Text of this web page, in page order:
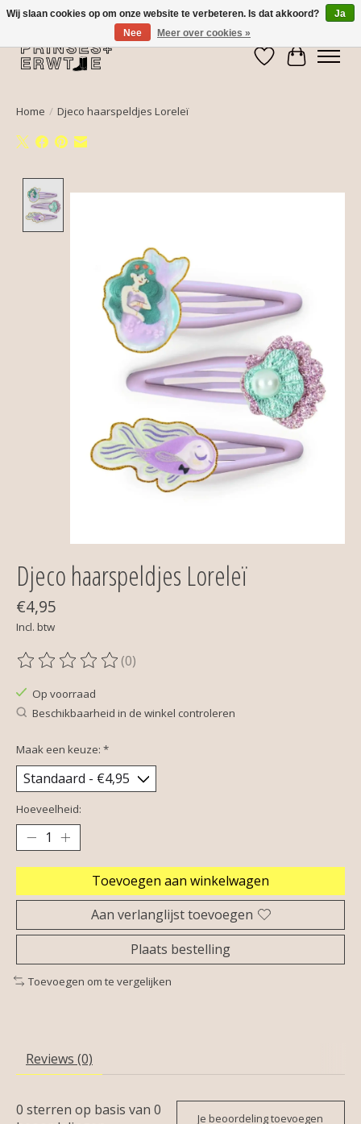
Verlanglijst
Home / Djeco haarspeldjes Loreleï
Djeco haarspeldjes Loreleï
€4,95
Incl. btw
De beoordeling van dit product is
(0)
Op voorraad
Beschikbaarheid in de winkel controleren
Maak een keuze: *
Hoeveelheid:
Toevoegen aan winkelwagen
Aan verlanglijst toevoegen
Plaats bestelling
Toevoegen om te vergelijken
Reviews (0)
0 sterren op basis van 0
Je beoordeling toevoegen
Wij slaan cookies op om onze website te verbeteren. Is dat akkoord?
Ja
Nee
Meer over cookies »